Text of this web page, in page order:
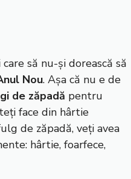
să nu-și dorească să
Nou. Așa că nu e de
de zăpadă pentru
face din hârtie
de zăpadă, veți avea
hârtie, foarfece,